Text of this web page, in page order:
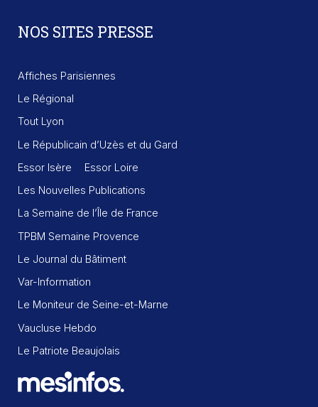
NOS SITES PRESSE
Affiches Parisiennes
Le Régional
Tout Lyon
Le Républicain d’Uzès et du Gard
Essor Isère
Essor Loire
Les Nouvelles Publications
La Semaine de l’Île de France
TPBM Semaine Provence
Le Journal du Bâtiment
Var-Information
Le Moniteur de Seine-et-Marne
Vaucluse Hebdo
Le Patriote Beaujolais